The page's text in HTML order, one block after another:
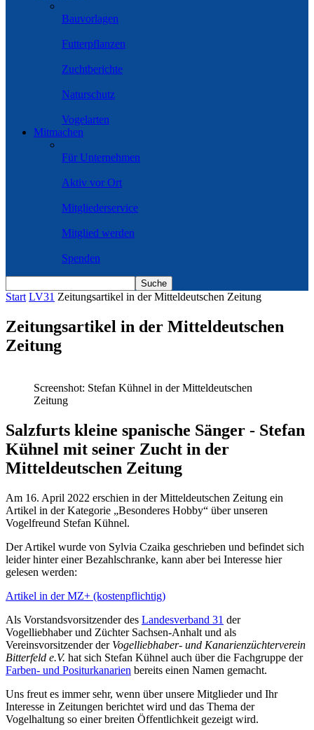
Bauvorlagen
Futterpflanzen
Zuchtberichte
Naturschutz
Vogelarten
Mitmachen
Für Unternehmen
Aktiv vor Ort
Mitgliederservice
Mitglied werden
Spenden
Start LV31 Zeitungsartikel in der Mitteldeutschen Zeitung
Zeitungsartikel in der Mitteldeutschen
Zeitung
Screenshot: Stefan Kühnel in der Mitteldeutschen
Zeitung
Salzfurts kleine spanische Sänger - Stefan
Kühnel mit seiner Zucht in der
Mitteldeutschen Zeitung
Am 16. April 2022 erschien in der Mitteldeutschen Zeitung ein
Artikel in der Kategorie „Besonderes Hobby“ über unseren
Vogelfreund Stefan Kühnel.
Der Artikel wurde von Sylvia Czaika geschrieben und befindet sich
leider hinter einer Bezahlschranke, kann aber bei Interesse hier
gelesen werden:
Artikel in der MZ+ (kostenpflichtig)
Als Vorstandsvorsitzender des Landesverband 31 der
Vogelliebhaber und Züchter Sachsen-Anhalt und als
Vereinsvorsitzender der Vogelliebhaber- und Kanarienzüchterverein
Bitterfeld e.V. hat sich Stefan Kühnel auch über die Fachgruppe der
Farben- und Positurkanarien bereits einen Namen gemacht.
Uns freut es immer sehr, wenn über unsere Mitglieder und Ihr
Interesse in Zeitungen berichtet wird und das Thema der
Vogelhaltung so einer breiten Öffentlichkeit gezeigt wird.